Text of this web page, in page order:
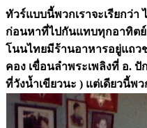
ทัวร์แบบนี้พวกเราจะเรียกว่า
ก่อนหาที่ไปกันแทบทุกอาทิตย์
โนนไทยมีร้านอาหารอยู่แถว
คอง เขื่อนลำพระเพลิงที่ อ. ปั
ที่วังน้ำเขียวนะ ) แต่เดียวนี้พ